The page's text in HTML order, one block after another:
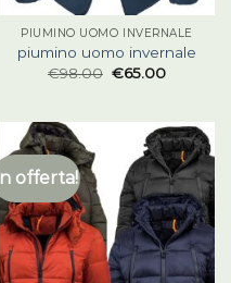
PIUMINO UOMO INVERNALE
piumino uomo invernale
€98.00 €65.00
In offerta!